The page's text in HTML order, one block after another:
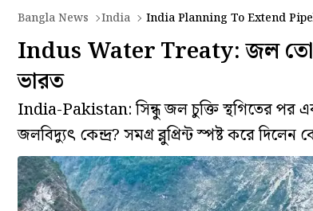
Bangla News India India Planning To Extend
Indus Water Treaty: জল তো
ভারত
India-Pakistan: সিন্ধু জল চুক্তি স্থগিতের পর
জলবিদ্যুৎ কেন্দ্র? সমগ্র ব্লুপ্রিন্ট স্পষ্ট করে দিলেন